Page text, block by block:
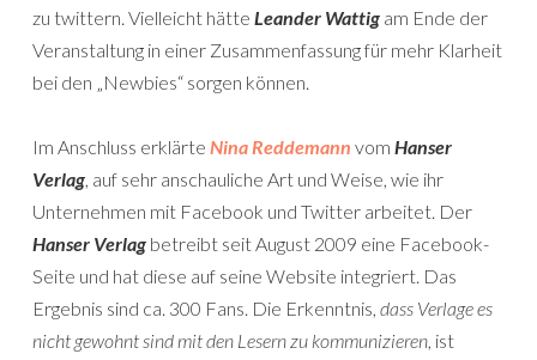
zu twittern. Vielleicht hätte Leander Wattig am Ende der
Veranstaltung in einer Zusammenfassung für mehr Klarheit
bei den „Newbies“ sorgen können.
Im Anschluss erklärte Nina Reddemann vom Hanser
Verlag, auf sehr anschauliche Art und Weise, wie ihr
Unternehmen mit Facebook und Twitter arbeitet. Der
Hanser Verlag betreibt seit August 2009 eine Facebook-
Seite und hat diese auf seine Website integriert. Das
Ergebnis sind ca. 300 Fans. Die Erkenntnis, dass Verlage es
nicht gewohnt sind mit den Lesern zu kommunizieren, ist